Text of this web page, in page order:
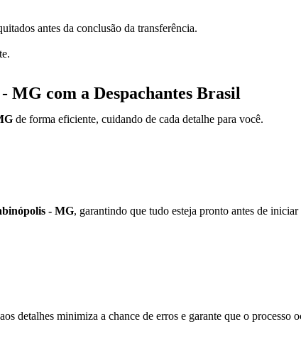
antes da conclusão da transferência.
MG com a Despachantes Brasil
de forma eficiente, cuidando de cada detalhe para você.
- MG, garantindo que tudo esteja pronto antes de
detalhes minimiza a chance de erros e garante que o processo